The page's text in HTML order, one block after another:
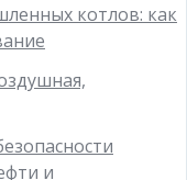
котлов: как
и